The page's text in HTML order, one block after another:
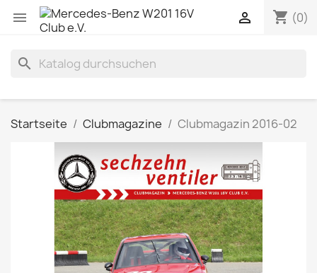
 shopping_cart (0)

search
Startseite Clubmagazine Clubmagazin 2016-02